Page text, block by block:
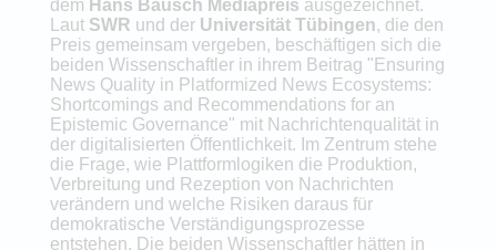
dem Hans Bausch Mediapreis ausgezeichnet.
Laut SWR und der Universität Tübingen, die den
Preis gemeinsam vergeben, beschäftigen sich die
beiden Wissenschaftler in ihrem Beitrag "Ensuring
News Quality in Platformized News Ecosystems:
Shortcomings and Recommendations for an
Epistemic Governance" mit Nachrichtenqualität in
der digitalisierten Öffentlichkeit. Im Zentrum stehe
die Frage, wie Plattformlogiken die Produktion,
Verbreitung und Rezeption von Nachrichten
verändern und welche Risiken daraus für
demokratische Verständigungsprozesse
entstehen. Die beiden Wissenschaftler hätten in